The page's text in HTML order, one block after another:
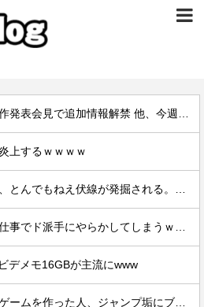
上するｗｗｗｗ
デメモ16GBが主流にwww